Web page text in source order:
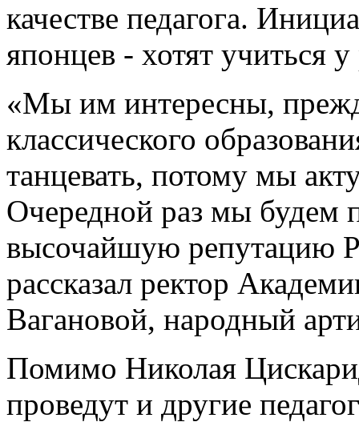
качестве педагога.
японцев - хотят учиться
«Мы им интересны,
классического
танцевать, потому мы
Очередной раз мы будем
высочайшую репутацию
рассказал ректор
Вагановой, народный
Помимо Николая
проведут и другие